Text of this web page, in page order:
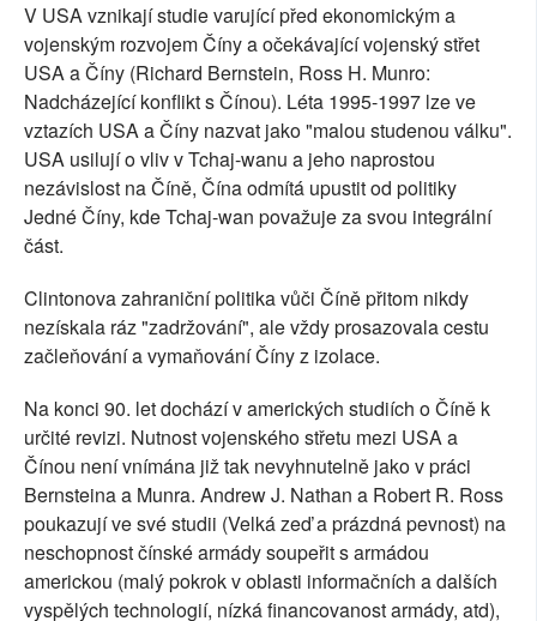
V USA vznikají studie varující před ekonomickým a
vojenským rozvojem Číny a očekávající vojenský střet
USA a Číny (Richard Bernstein, Ross H. Munro:
Nadcházející konflikt s Čínou). Léta 1995-1997 lze ve
vztazích USA a Číny nazvat jako "malou studenou válku".
USA usilují o vliv v Tchaj-wanu a jeho naprostou
nezávislost na Číně, Čína odmítá upustit od politiky
Jedné Číny, kde Tchaj-wan považuje za svou integrální
část.
Clintonova zahraniční politika vůči Číně přitom nikdy
nezískala ráz "zadržování", ale vždy prosazovala cestu
začleňování a vymaňování Číny z izolace.
Na konci 90. let dochází v amerických studiích o Číně k
určité revizi. Nutnost vojenského střetu mezi USA a
Čínou není vnímána již tak nevyhnutelně jako v práci
Bernsteina a Munra. Andrew J. Nathan a Robert R. Ross
poukazují ve své studii (Velká zeď a prázdná pevnost) na
neschopnost čínské armády soupeřit s armádou
americkou (malý pokrok v oblasti informačních a dalších
vyspělých technologií, nízká financovanost armády, atd),